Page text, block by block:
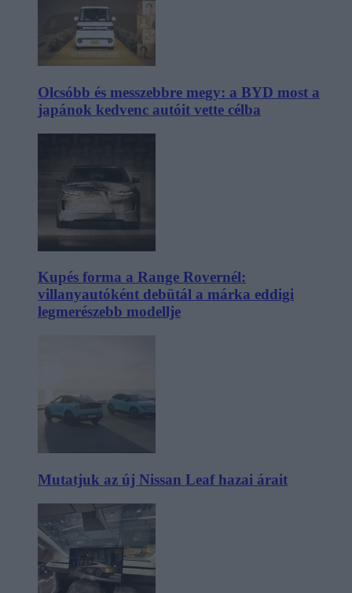
Olcsóbb és messzebbre megy: a BYD most a
japánok kedvenc autóit vette célba
Kupés forma a Range Rovernél:
villanyautóként debütál a márka eddigi
legmerészebb modellje
Mutatjuk az új Nissan Leaf hazai árait